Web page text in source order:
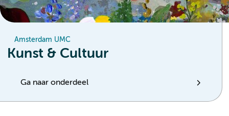
Amsterdam UMC
Kunst & Cultuur
Ga naar onderdeel